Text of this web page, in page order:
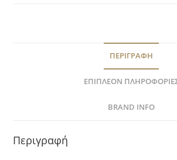
ΠΕΡΙΓΡΑΦΉ
ΕΠΙΠΛΈΟΝ
BRAND INFO
Περιγραφή